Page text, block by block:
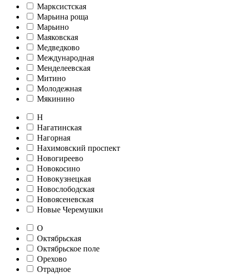
Марксистская
Марьина роща
Марьино
Маяковская
Медведково
Международная
Менделеевская
Митино
Молодежная
Мякинино
Н
Нагатинская
Нагорная
Нахимовский проспект
Новогиреево
Новокосино
Новокузнецкая
Новослободская
Новоясеневская
Новые Черемушки
О
Октябрьская
Октябрьское поле
Орехово
Отрадное